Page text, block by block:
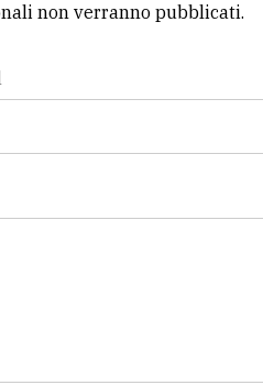
non verranno pubblicati.